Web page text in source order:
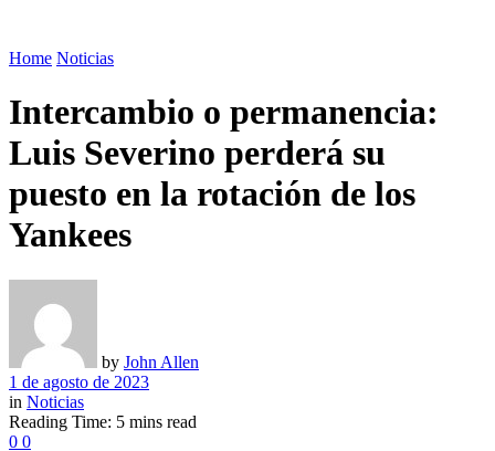
Home Noticias
Intercambio o permanencia:
Luis Severino perderá su
puesto en la rotación de los
Yankees
by John Allen
1 de agosto de 2023
in Noticias
Reading Time: 5 mins read
0 0